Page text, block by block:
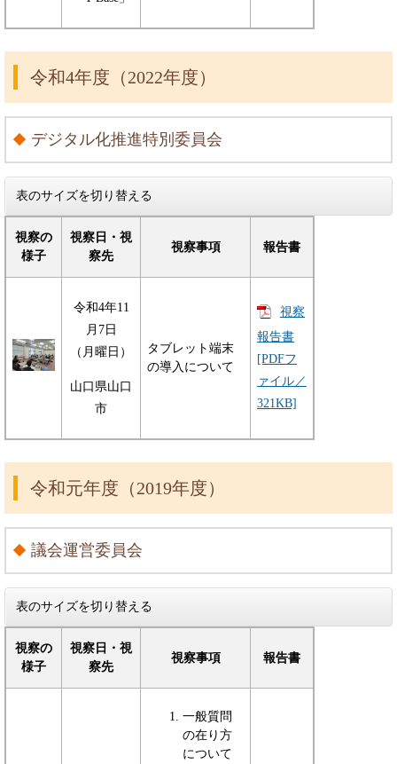
令和4年度（2022年度）
デジタル化推進特別委員会
表のサイズを切り替える
視察の
様子
視察日・視
察先
視察事項 報告書
令和4年11
月7日
（月曜日）
山口県山口
市
タブレット端末
の導入について
視察
報告書
[PDFフ
ァイル／
321KB]
令和元年度（2019年度）
議会運営委員会
表のサイズを切り替える
視察の
様子
視察日・視
察先
視察事項 報告書
一般質問
の在り方
について